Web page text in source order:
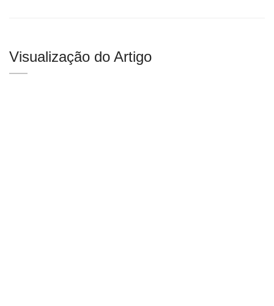
Visualização do Artigo